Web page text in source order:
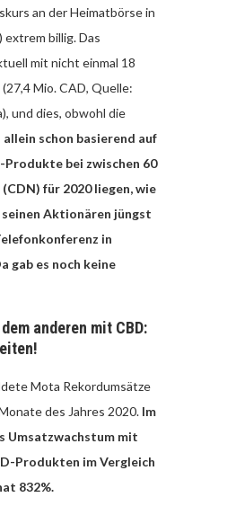
an der Heimatbörse in
extrem billig. Das
mit nicht einmal 18
Mio. CAD, Quelle:
und dies, obwohl die
schon basierend auf
Produkte bei zwischen 60
für 2020 liegen, wie
seinen Aktionären jüngst
in
gab es noch keine
anderen mit CBD:
Mota Rekordumsätze
des Jahres 2020. Im
Umsatzwachstum mit
Produkten im Vergleich
832%.